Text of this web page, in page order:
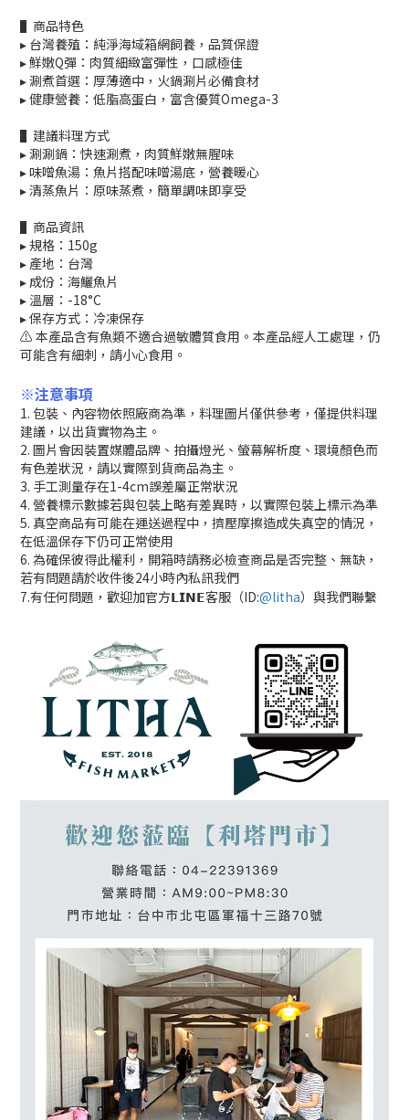
▌商品特色
▸ 台灣養殖：純淨海域箱網飼養，品質保證
▸ 鮮嫩Q彈：肉質細緻富彈性，口感極佳
▸ 涮煮首選：厚薄適中，火鍋涮片必備食材
▸ 健康營養：低脂高蛋白，富含優質Omega-3
▌建議料理方式
▸ 涮涮鍋：快速涮煮，肉質鮮嫩無腥味
▸ 味噌魚湯：魚片搭配味噌湯底，營養暖心
▸ 清蒸魚片：原味蒸煮，簡單調味即享受
▌商品資訊
▸ 規格：150g
▸ 產地：台灣
▸ 成份：海鱺魚片
▸ 溫層：-18°C
▸ 保存方式：冷凍保存
⚠ 本產品含有魚類不適合過敏體質食用。本產品經人工處理，仍
可能含有細刺，請小心食用。
※注意事項
1. 包裝、內容物依照廠商為準，料理圖片僅供參考，僅提供料理
建議，以出貨實物為主。
2. 圖片會因裝置媒體品牌、拍攝燈光、螢幕解析度、環境顏色而
有色差狀況，請以實際到貨商品為主。
3. 手工測量存在1-4cm誤差屬正常狀況
4. 營養標示數據若與包裝上略有差異時，以實際包裝上標示為準
5. 真空商品有可能在運送過程中，擠壓摩擦造成失真空的情況，
在低溫保存下仍可正常使用
6. 為確保彼得此權利，開箱時請務必檢查商品是否完整、無缺，
若有問題請於收件後24小時內私訊我們
7.有任何問題，歡迎加官方𝗟𝗜𝗡𝗘客服（ID:@litha）與我們聯繫